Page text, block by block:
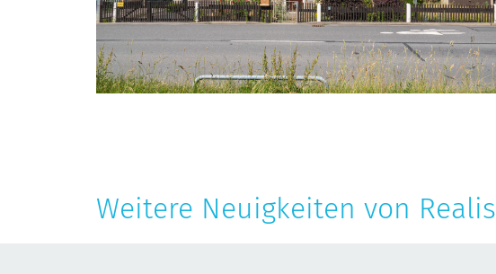
Weitere Neuigkeiten von Realis